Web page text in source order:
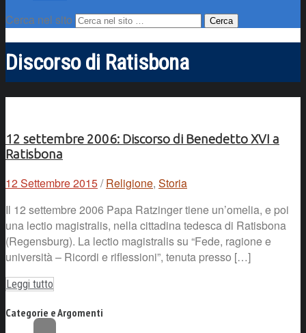
Cerca nel sito
Discorso di Ratisbona
12 settembre 2006: Discorso di Benedetto XVI a
Ratisbona
12 Settembre 2015/ Religione, Storia
Il 12 settembre 2006 Papa Ratzinger tiene un’omelia, e poi
una lectio magistralis, nella cittadina tedesca di Ratisbona
(Regensburg). La lectio magistralis su “Fede, ragione e
università – Ricordi e riflessioni”, tenuta presso […]
Leggi tutto
Categorie e Argomenti